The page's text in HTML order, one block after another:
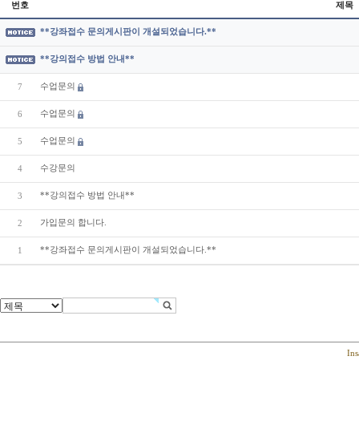
번호 제목
**강좌접수 문의게시판이 개설되었습니다.**
**강의접수 방법 안내**
7 수업문의
6 수업문의
5 수업문의
4 수강문의
3 **강의접수 방법 안내**
2 가입문의 합니다.
1 **강좌접수 문의게시판이 개설되었습니다.**